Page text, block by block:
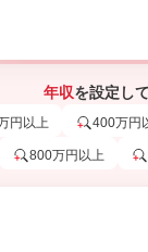
年収を設定し
円以上 400万円
800万円以上